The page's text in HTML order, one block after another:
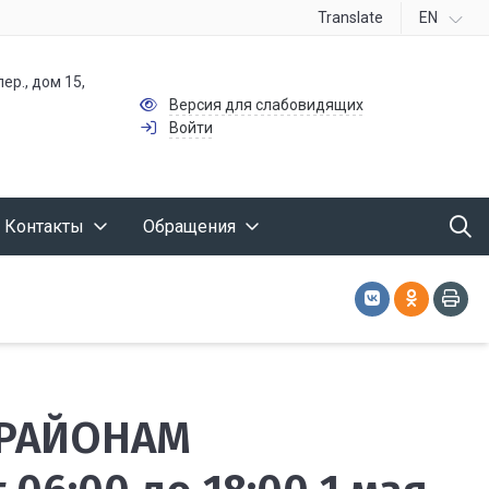
Translate EN
дом 15,
Версия для слабовидящих
Войти
Контакты Обращения